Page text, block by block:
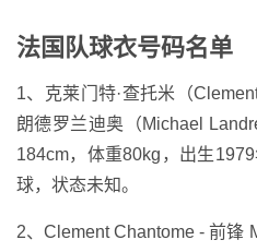
法国队球衣号码名单
1、克莱门特·查托米（
朗德罗兰迪奥（Michael
184cm，体重80kg，出生
球，状态未知。
2、Clement Chantome - 前锋